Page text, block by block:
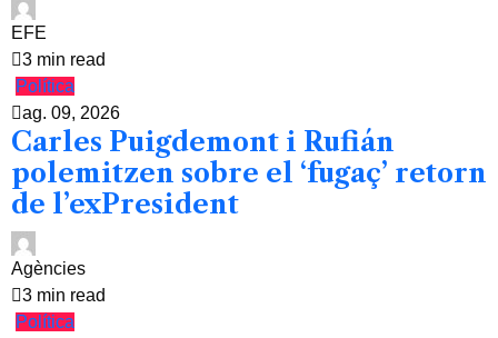
EFE
3 min read
Política
ag. 09, 2026
Carles Puigdemont i Rufián
polemitzen sobre el ‘fugaç’ retorn
de l’exPresident
Agències
3 min read
Política